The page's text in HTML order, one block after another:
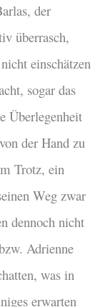
der
überrasch,
einschätzen
sogar das
Überlegenheit
der Hand zu
Trotz, ein
Weg zwar
dennoch nicht
Adrienne
was in
erwarten